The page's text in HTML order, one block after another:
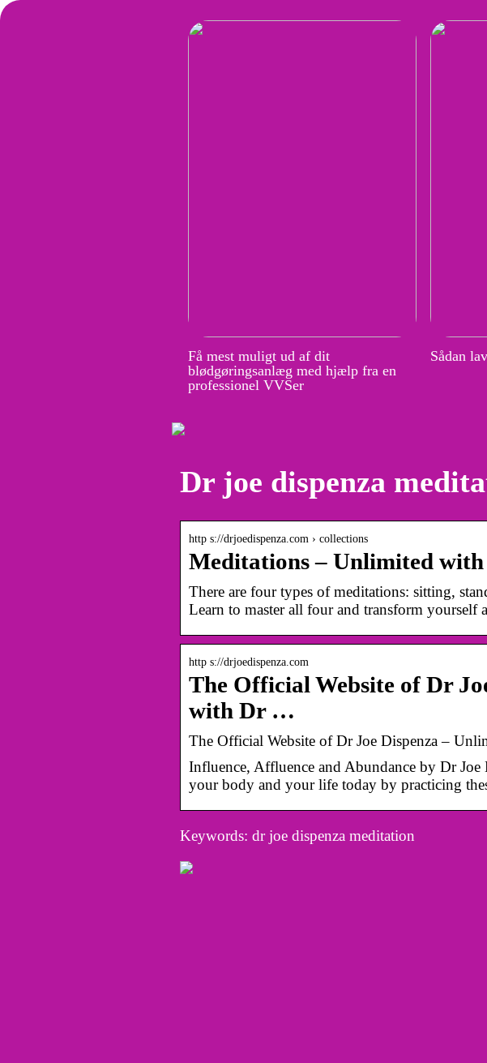
Få mest muligt ud af dit
blødgøringsanlæg med hjælp fra en
professionel VVSer
Sådan
Dr joe dispenza
http s://drjoedispenza.com › collections
Meditations – Unlimited with
There are four types of meditations: sitting,
Learn to master all four and transform yourself
http s://drjoedispenza.com
The Official Website of Dr
with Dr …
The Official Website of Dr Joe Dispenza –
Influence, Affluence and Abundance by Dr
your body and your life today by practicing
Keywords: dr joe dispenza meditation